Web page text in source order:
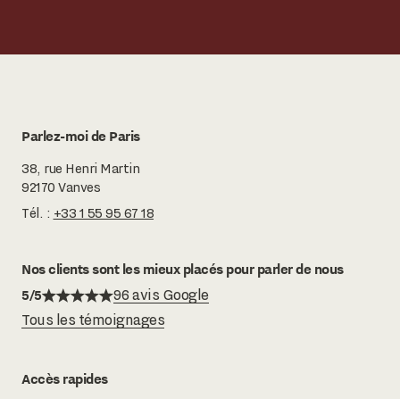
Parlez-moi de Paris
38, rue Henri Martin
92170 Vanves
Tél. : +33 1 55 95 67 18
Nos clients sont les mieux placés pour parler de nous
5/5
96 avis Google
Tous les témoignages
Accès rapides